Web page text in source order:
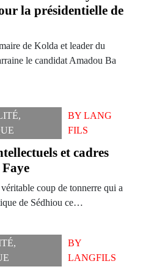
la présidentielle de
de Kolda et leader du
le candidat Amadou Ba
,
BYLANG
FILS
et cadres
coup de tonnerre qui a
de Sédhiou ce…
,
BY
LANGFILS